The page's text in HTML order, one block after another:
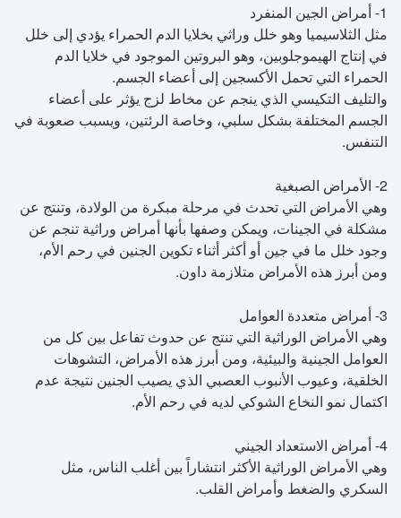
1- أمراض الجين المنفرد
مثل الثلاسيميا وهو خلل وراثي بخلايا الدم الحمراء يؤدي إلى خلل
‬الحمراء‮ ‬التي‮ ‬تحمل‮ ‬الأكسجين‮ ‬إلى‮ أعضاء ‬الجسم.‮ ‬ ‬‬‬‬‬‬‬‬‬‬‬‬‬‬‬‬‬‬‬‬‬‬‬‬‬‬‬‬‬‬‬‬‬‬‬‬
والتليف التكيسي الذي ينجم عن مخاط لزج يؤثر على أعضاء
الجسم المختلفة بشكل سلبي، وخاصة الرئتين، ويسبب صعوبة في
التنفس.
2- الأمراض الصبغية
وهي الأمراض التي تحدث في مرحلة مبكرة من الولادة، وتنتج عن
مشكلة في الجينات، ويمكن وصفها بأنها أمراض وراثية تنجم عن
وجود خلل ما في جين أو أكثر أثناء تكوين الجنين في رحم الأم،
ومن أبرز هذه الأمراض متلازمة داون.
3- أمراض متعددة العوامل
وهي الأمراض الوراثية التي تنتج عن حدوث تفاعل بين كل من
العوامل الجينية والبيئية، ومن أبرز هذه الأمراض، التشوهات
الخلقية، وعيوب الأنبوب العصبي الذي يصيب الجنين نتيجة عدم
اكتمال نمو النخاع الشوكي لديه في رحم الأم.
4- أمراض الاستعداد الجيني
وهي الأمراض الوراثية الأكثر انتشاراً بين أغلب الناس، مثل
السكري والضغط وأمراض القلب.